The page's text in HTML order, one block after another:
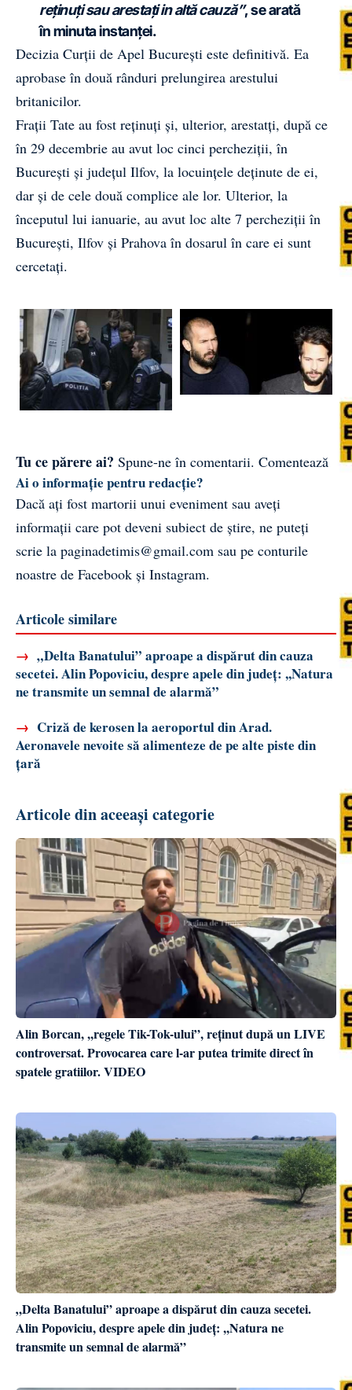
reţinuţi sau arestaţi in altă cauză”, se arată
în minuta instanţei.
Decizia Curţii de Apel Bucureşti este definitivă. Ea
aprobase în două rânduri prelungirea arestului
britanicilor.
Fraţii Tate au fost reţinuţi şi, ulterior, arestatţi, după ce
în 29 decembrie au avut loc cinci percheziţii, în
Bucureşti şi judeţul Ilfov, la locuinţele deţinute de ei,
dar şi de cele două complice ale lor. Ulterior, la
începutul lui ianuarie, au avut loc alte 7 percheziţii în
Bucureşti, Ilfov şi Prahova în dosarul în care ei sunt
cercetaţi.
Tu ce părere ai? Spune-ne în comentarii. Comentează
Ai o informație pentru redacție?
Dacă ați fost martorii unui eveniment sau aveți
informații care pot deveni subiect de știre, ne puteți
scrie la paginadetimis@gmail.com sau pe conturile
noastre de Facebook și Instagram.
Articole similare
→ „Delta Banatului” aproape a dispărut din cauza
secetei. Alin Popoviciu, despre apele din județ: ,,Natura
ne transmite un semnal de alarmă”
→ Criză de kerosen la aeroportul din Arad.
Aeronavele nevoite să alimenteze de pe alte piste din
țară
Articole din aceeași categorie
Alin Borcan, ,,regele Tik-Tok-ului”, reținut după un LIVE
controversat. Provocarea care l-ar putea trimite direct în
spatele gratiilor. VIDEO
„Delta Banatului” aproape a dispărut din cauza secetei.
Alin Popoviciu, despre apele din județ: ,,Natura ne
transmite un semnal de alarmă”